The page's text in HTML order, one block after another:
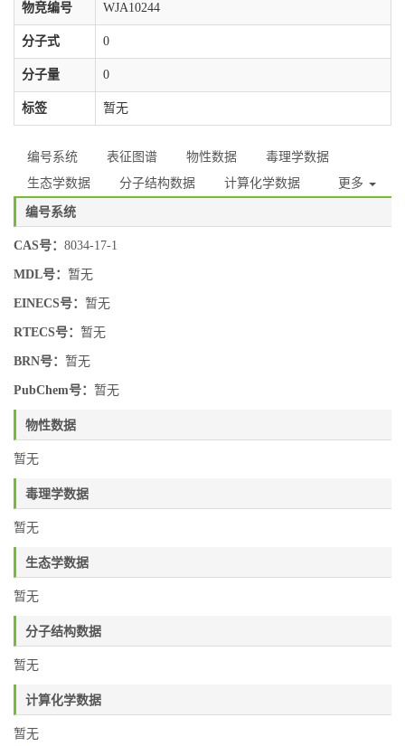
物竞编号 WJA10244
分子式 0
分子量 0
标签 暂无
编号系统 表征图谱 物性数据
毒理学数据
生态学数据
分子结构数据 计算化学数据 更多
编号系统
CAS号： 8034-17-1
MDL号： 暂无
EINECS号： 暂无
RTECS号： 暂无
BRN号： 暂无
PubChem号： 暂无
物性数据
暂无
毒理学数据
暂无
生态学数据
暂无
分子结构数据
暂无
计算化学数据
暂无